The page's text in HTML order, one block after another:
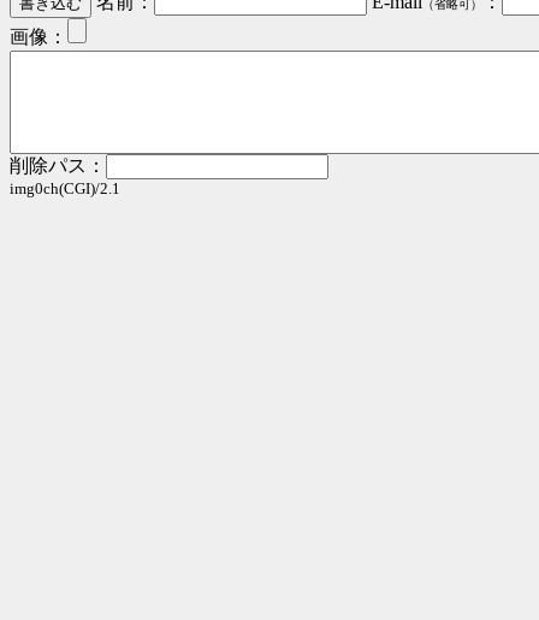
（省略可）
画像：
削除パス：
img0ch(CGI)/2.1